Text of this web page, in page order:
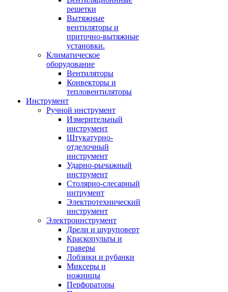
решетки
Вытяжные
вентиляторы и
приточно-вытяжные
установки.
Климатическое
оборудование
Вентиляторы
Конвекторы и
тепловентиляторы
Инструмент
Ручной инструмент
Измерительный
инструмент
Штукатурно-
отделочный
инструмент
Ударно-рычажный
инструмент
Столярно-слесарный
интрумент
Электротехнический
инструмент
Электроинструмент
Дрели и шуруповерт
Краскопульты и
граверы
Лобзики и рубанки
Миксеры и
ножницы
Перфораторы